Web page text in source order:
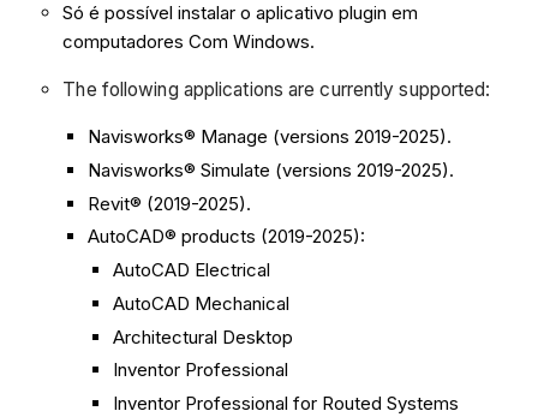
Só é possível instalar o aplicativo plugin em
computadores Com Windows.
The following applications are currently supported:
Navisworks® Manage (versions 2019-2025).
Navisworks® Simulate (versions 2019-2025).
Revit® (2019-2025).
AutoCAD® products (2019-2025):
AutoCAD Electrical
AutoCAD Mechanical
Architectural Desktop
Inventor Professional
Inventor Professional for Routed Systems